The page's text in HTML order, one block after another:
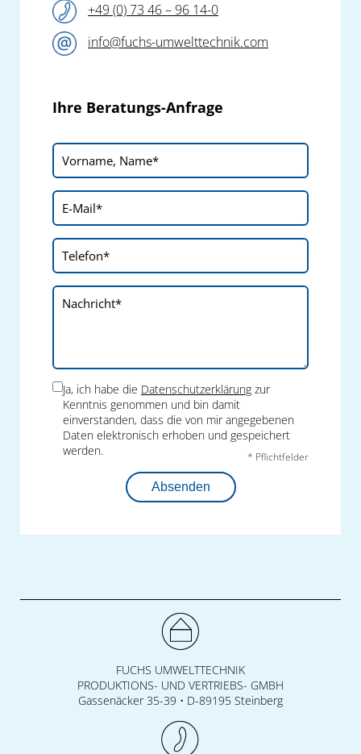
+49 (0) 73 46 – 96 14-0
info@fuchs-umwelttechnik.com
Ihre Beratungs-Anfrage
Ja, ich habe die Datenschutzerklärung zur
Kenntnis genommen und bin damit
einverstanden, dass die von mir angegebenen
Daten elektronisch erhoben und gespeichert
werden.
* Pflichtfelder
Absenden
FUCHS UMWELTTECHNIK
PRODUKTIONS- UND VERTRIEBS- GMBH
Gassenäcker 35-39 • D-89195 Steinberg